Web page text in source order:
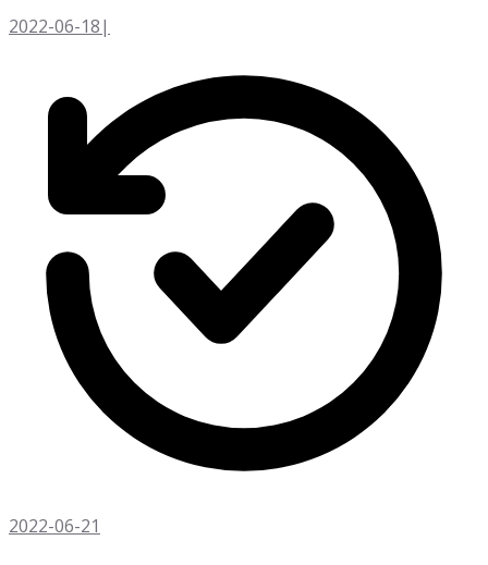
2022-06-18|
2022-06-21